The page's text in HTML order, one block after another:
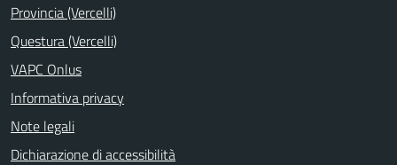
Provincia (Vercelli)
Questura (Vercelli)
VAPC Onlus
Informativa privacy
Note legali
Dichiarazione di accessibilità